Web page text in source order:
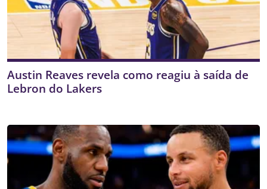
Austin Reaves revela como reagiu à saída de
Lebron do Lakers